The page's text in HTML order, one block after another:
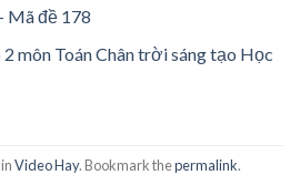
Mã đề 178
môn Toán Chân trời sáng tạo Học
Video Hay. Bookmark thepermalink.